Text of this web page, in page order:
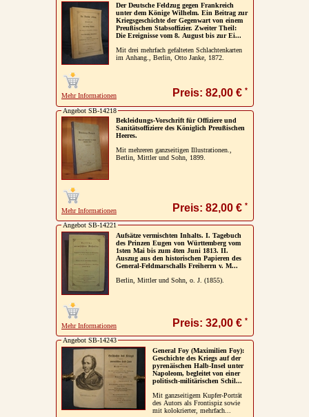
Der Deutsche Feldzug gegen Frankreich
unter dem Könige Wilhelm. Ein Beitrag zur
Kriegsgeschichte der Gegenwart von einem
Preußischen Stabsoffizier. Zweiter Theil:
Die Ereignisse vom 8. August bis zur Ei...
Mit drei mehrfach gefalteten Schlachtenkarten
im Anhang., Berlin, Otto Janke, 1872.
Mehr Informationen Preis: 82,00 € *
Angebot SB-14218
Bekleidungs-Vorschrift für Offiziere und
Sanitätsoffiziere des Königlich Preußischen
Heeres.
Mit mehreren ganzseitigen Illustrationen.,
Berlin, Mittler und Sohn, 1899.
Mehr Informationen Preis: 82,00 € *
Angebot SB-14221
Aufsätze vermischten Inhalts. I. Tagebuch
des Prinzen Eugen von Württemberg vom
1sten Mai bis zum 4ten Juni 1813. II.
Auszug aus den historischen Papieren des
General-Feldmarschalls Freiherrn v. M...
Berlin, Mittler und Sohn, o. J. (1855).
Mehr Informationen Preis: 32,00 € *
Angebot SB-14243
General Foy (Maximilien Foy):
Geschichte des Kriegs auf der
pyrenäischen Halb-Insel unter
Napoleom, begleitet von einer
politisch-militärischen Schil...
Mit ganzseitigem Kupfer-Porträt
des Autors als Frontispiz sowie
mit kolokrierter, mehrfach...